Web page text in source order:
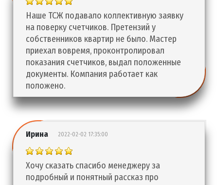
Наше ТСЖ подавало коллективную заявку
на поверку счетчиков. Претензий у
собственников квартир не было. Мастер
приехал вовремя, проконтролировал
показания счетчиков, выдал положенные
документы. Компания работает как
положено.
Ирина 2022-02-02 17:35:00
Хочу сказать спасибо менеджеру за
подробный и понятный рассказ про